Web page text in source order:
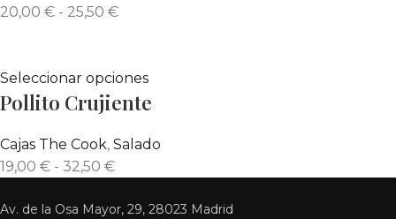
20,00 € - 25,50 €
Seleccionar opciones
Pollito Crujiente
Cajas The Cook, Salado
19,00 € - 32,50 €
Av. de la Osa Mayor, 29, 28023 Madrid